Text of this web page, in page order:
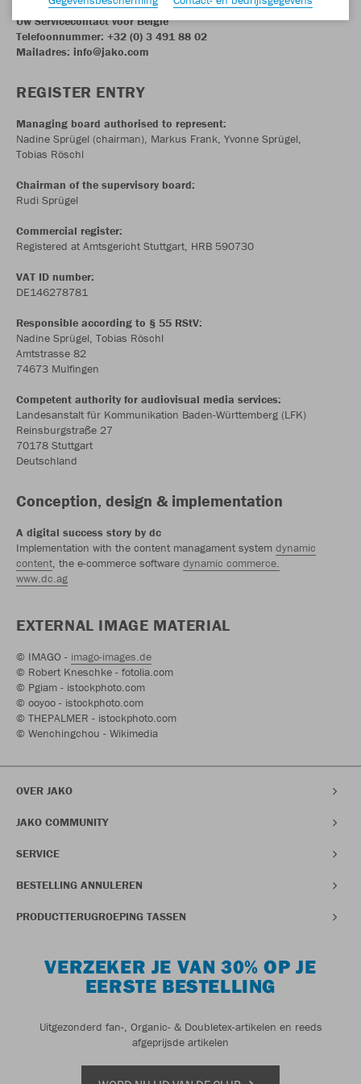
Uw Servicecontact voor België
Telefoonnummer: +32 (0) 3 491 88 02
Mailadres: info@jako.com
REGISTER ENTRY
Managing board authorised to represent:
Nadine Sprügel (chairman), Markus Frank, Yvonne Sprügel,
Tobias Röschl
Chairman of the supervisory board:
Rudi Sprügel
Commercial register:
Registered at Amtsgericht Stuttgart, HRB 590730
VAT ID number:
DE146278781
Responsible according to § 55 RStV:
Nadine Sprügel, Tobias Röschl
Amtstrasse 82
74673 Mulfingen
Competent authority for audiovisual media services:
Landesanstalt für Kommunikation Baden-Württemberg (LFK)
Reinsburgstraße 27
70178 Stuttgart
Deutschland
Conception, design & implementation
A digital success story by dc
Implementation with the content managament system dynamic
content, the e-commerce software dynamic commerce.
www.dc.ag
EXTERNAL IMAGE MATERIAL
© IMAGO - imago-images.de
© Robert Kneschke - fotolia.com
© Pgiam - istockphoto.com
© ooyoo - istockphoto.com
© THEPALMER - istockphoto.com
© Wenchingchou - Wikimedia
OVER JAKO
JAKO COMMUNITY
SERVICE
BESTELLING ANNULEREN
PRODUCTTERUGROEPING TASSEN
VERZEKER JE VAN 30% OP JE
EERSTE BESTELLING
Uitgezonderd fan-, Organic- & Doubletex-artikelen en reeds
afgeprijsde artikelen